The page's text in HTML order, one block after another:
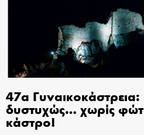
47α Γυναικοκάστρεια:
δυστυχώς… χωρίς
κάστρο!